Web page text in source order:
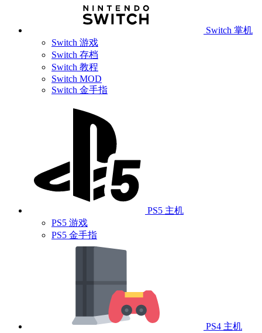
Switch 掌机
Switch 游戏
Switch 存档
Switch 教程
Switch MOD
Switch 金手指
PS5 主机
PS5 游戏
PS5 金手指
PS4 主机